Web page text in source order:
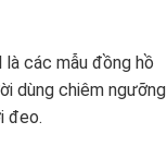
các mẫu đồng hồ
dùng chiêm ngưỡng
đeo.